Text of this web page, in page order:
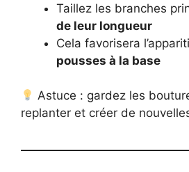
Taillez les branches
de leur longueur
Cela favorisera
pousses à la base
Astuce : gardez les
replanter et créer de